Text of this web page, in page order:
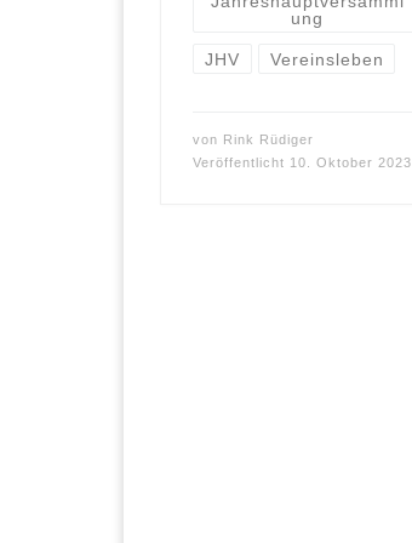
ung
JHV Vereinsleben
von Rink Rüdiger
Veröffentlicht 10. Oktober 2023